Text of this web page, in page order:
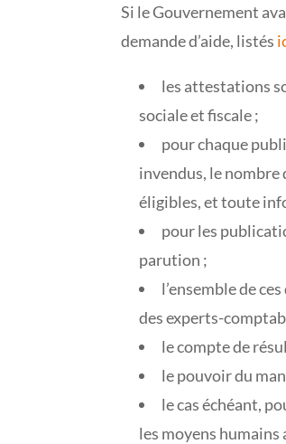
Si le Gouvernement
demande d’aide, listés
les attestations
sociale et fiscale ;
pour chaque
invendus, le nombre
éligibles, et toute
pour les
parution ;
l’ensemble de
des experts-
le compte de
le pouvoir du
le cas échéant,
les moyens humains